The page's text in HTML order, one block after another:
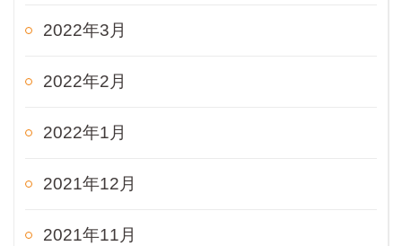
2022年3月
2022年2月
2022年1月
2021年12月
2021年11月